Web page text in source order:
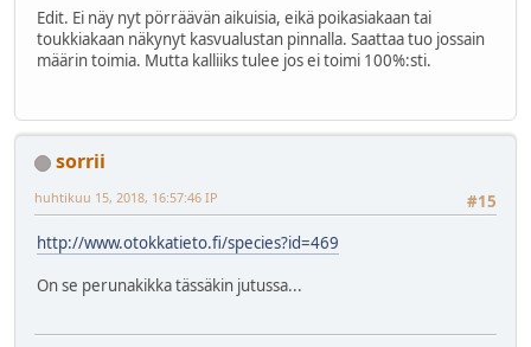
Edit. Ei näy nyt pörräävän aikuisia, eikä poikasiakaan tai
toukkiakaan näkynyt kasvualustan pinnalla. Saattaa tuo jossain
määrin toimia. Mutta kalliiks tulee jos ei toimi 100%:sti.
sorrii
#15
huhtikuu 15, 2018, 16:57:46 IP
http://www.otokkatieto.fi/species?id=469
On se perunakikka tässäkin jutussa...